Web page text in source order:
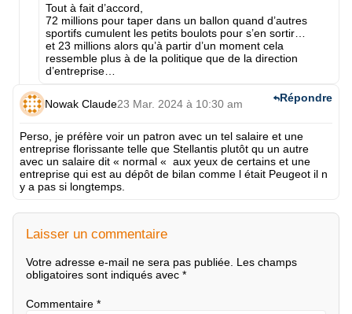
Tout à fait d’accord,
72 millions pour taper dans un ballon quand d’autres
sportifs cumulent les petits boulots pour s’en sortir…
et 23 millions alors qu’à partir d’un moment cela
ressemble plus à de la politique que de la direction
d’entreprise…
Nowak Claude23 Mar. 2024 à 10:30 am
Perso, je préfère voir un patron avec un tel salaire et une
entreprise florissante telle que Stellantis plutôt qu un autre
avec un salaire dit « normal « aux yeux de certains et une
entreprise qui est au dépôt de bilan comme l était Peugeot il n
y a pas si longtemps.
Répondre
Laisser un commentaire
Votre adresse e-mail ne sera pas publiée. Les champs
obligatoires sont indiqués avec *
Commentaire *